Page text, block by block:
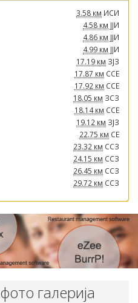
3.58 км ИСИ
4.58 км ЈЈИ
4.86 км ЈЈИ
4.99 км ЈЈИ
17.19 км ЗЈЗ
17.87 км ССЕ
17.92 км ССЕ
18.05 км ЗСЗ
18.14 км ССЕ
19.12 км ЗЈЗ
22.75 км СЕ
23.32 км ССЗ
24.15 км ССЗ
26.45 км ССЗ
29.72 км ССЗ
фото галерија